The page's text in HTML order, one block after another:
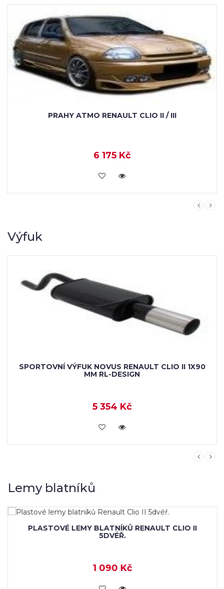
PRAHY ATMO RENAULT CLIO II / III
6 175 Kč
KOUPIT
Výfuk
SPORTOVNÍ VÝFUK NOVUS RENAULT CLIO II 1X90
MM RL-DESIGN
5 354 Kč
KOUPIT
Lemy blatníků
PLASTOVÉ LEMY BLATNÍKŮ RENAULT CLIO II
5DVÉŘ.
1 090 Kč